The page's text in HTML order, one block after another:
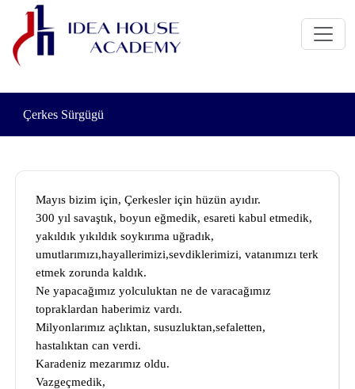
Çerkes Sürgügü
Mayıs bizim için, Çerkesler için hüzün ayıdır.
300 yıl savaştık, boyun eğmedik, esareti kabul etmedik,
yakıldık yıkıldık soykırıma uğradık,
umutlarımızı,hayallerimizi,sevdiklerimizi, vatanımızı terk
etmek zorunda kaldık.
Ne yapacağımız yolculuktan ne de varacağımız
topraklardan haberimiz vardı.
Milyonlarımız açlıktan, susuzluktan,sefaletten,
hastalıktan can verdi.
Karadeniz mezarımız oldu.
Vazgeçmedik,